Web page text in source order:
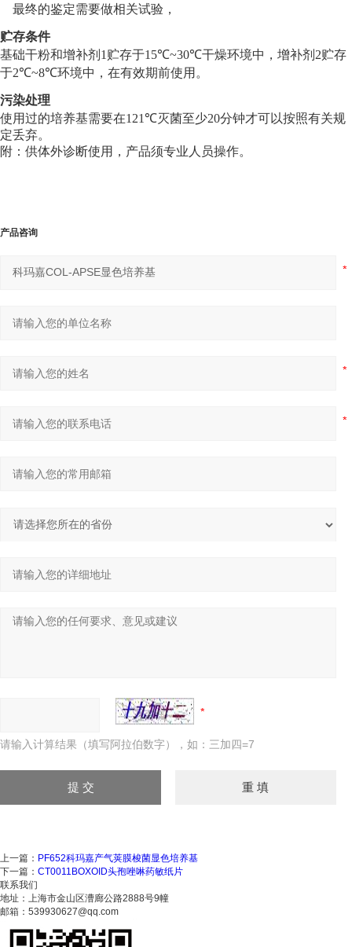
最终的鉴定需要做相关试验 ，
贮存条件
基础干粉和增补剂 1 贮存于15℃~30℃干燥环境中，增补剂 2贮存
于2℃~8℃环境中，在有效期前使用。
污染处理
使用过的培养基需要在121 ℃灭菌至少20分钟才可以按照有关规
定丢弃。
附：供体外诊断使用，产品须专业人员操作。
产品咨询
请输入计算结果（填写阿拉伯数字），如：三加四=7
上一篇： PF652科玛嘉产气荚膜梭菌显色培养基
下一篇： CT0011BOXOID头孢唑啉药敏纸片
联系我们
地址：上海市金山区漕廊公路2888号9幢
邮箱：539930627@qq.com